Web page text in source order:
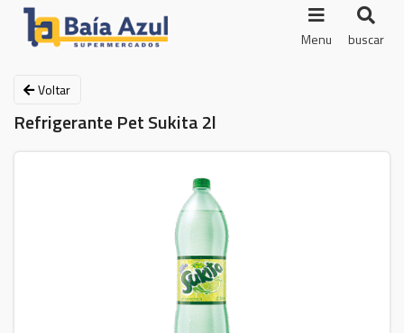
Menu buscar
Voltar
Refrigerante Pet Sukita 2l